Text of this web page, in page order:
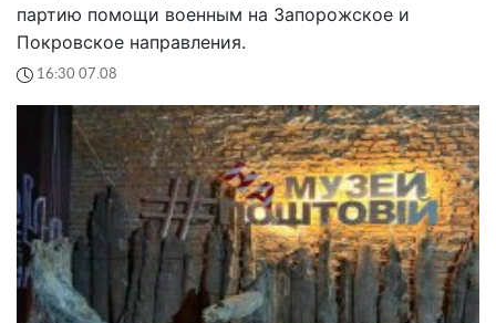
партию помощи военным на Запорожское и
Покровское направления.
16:30 07.08